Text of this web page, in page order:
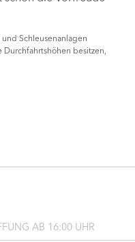
Schleusenanlagen
besitzen,
AB 16:00 UHR